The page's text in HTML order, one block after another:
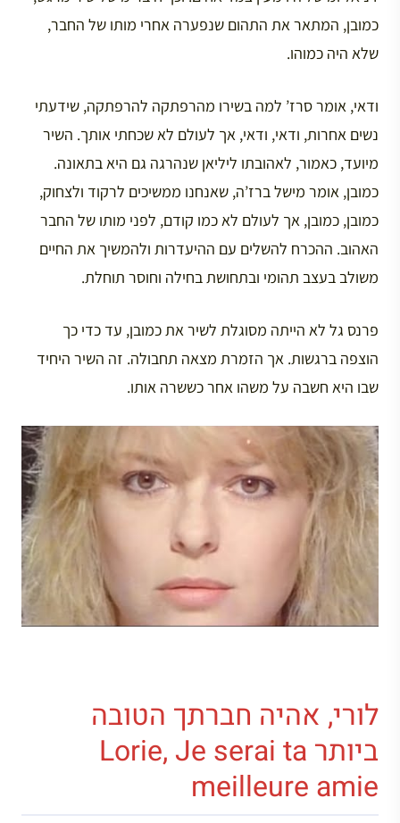
כמובן, המתאר את התהום שנפערה אחרי מותו של החבר,
שלא היה כמוהו.
ודאי, אומר סרז’ למה בשירו מהרפתקה להרפתקה, שידעתי
נשים אחרות, ודאי, ודאי, אך לעולם לא שכחתי אותך. השיר
מיועד, כאמור, לאהובתו ליליאן שנהרגה גם היא בתאונה.
כמובן, אומר מישל ברז’ה, שאנחנו ממשיכים לרקוד ולצחוק,
כמובן, כמובן, אך לעולם לא כמו קודם, לפני מותו של החבר
האהוב. ההכרח להשלים עם ההיעדרות ולהמשיך את החיים
משולב בעצב תהומי ובתחושת בחילה וחוסר תוחלת.
פרנס גל לא הייתה מסוגלת לשיר את כמובן, עד כדי כך
הוצפה ברגשות. אך הזמרת מצאה תחבולה. זה השיר היחיד
שבו היא חשבה על משהו אחר כששרה אותו.
לורי, אהיה חברתך הטובה
ביותר Lorie, Je serai ta
meilleure amie